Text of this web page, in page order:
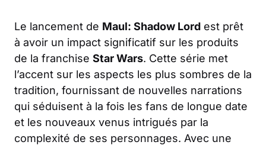
Le lancement de Maul: Shadow Lord est prêt
à avoir un impact significatif sur les produits
de la franchise Star Wars. Cette série met
l’accent sur les aspects les plus sombres de la
tradition, fournissant de nouvelles narrations
qui séduisent à la fois les fans de longue date
et les nouveaux venus intrigués par la
complexité de ses personnages. Avec une